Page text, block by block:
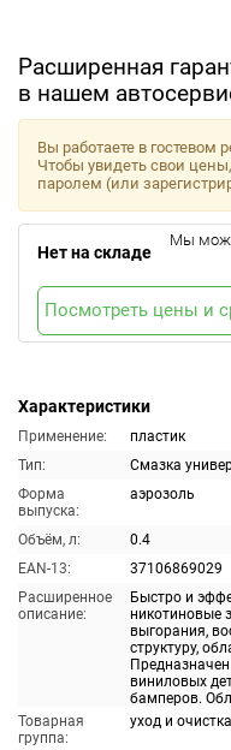
Расширенная
в нашем
Характеристики
Применение:
пластик
Тип:
Смазка
Форма
выпуска:
аэрозоль
Объём, л:
0.4
EAN-13:
37106869029
Расширенное
описание:
Быстро и
никотиновые
выгорания,
структуру,
виниловых
бамперов.
Товарная
группа:
уход и очистка
Вы работаете в
Чтобы увидеть свои
паролем (или
Нет на складе
Мы
Посмотреть цены и